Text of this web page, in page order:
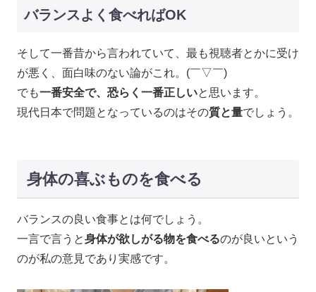
バランスよく食べればOK
そして一番昔から言われていて、最も視聴者とかに受け
が悪く、面白味のない論がこれ。(￣▽￣)
でも一番安全で、恐らく一番正しいと思います。
現代日本で問題となっているのはその質と量でしょう。
身体の喜ぶものを食べる
バランスの良い食事とは何でしょう。
一言で言うと身体が欲しがる物を食べるのが良いという
のが私の意見であり実感です。